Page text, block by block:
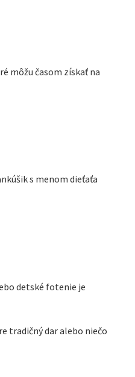
môžu časom získať na
s menom dieťaťa
detské fotenie je
tradičný dar alebo niečo